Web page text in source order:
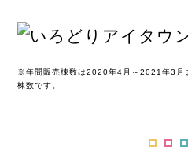
※年間販売棟数は2020年4月～2021年3月
棟数です。